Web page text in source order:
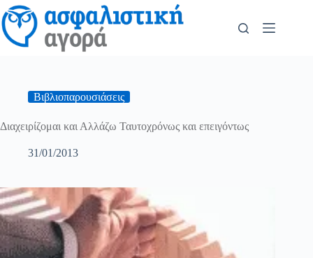
Βιβλιοπαρουσιάσεις
Διαχειρίζομαι και Αλλάζω Ταυτοχρόνως και επειγόντως
31/01/2013